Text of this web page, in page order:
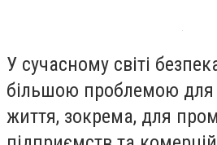
У сучасному світі
більшою проблемою для
життя, зокрема, для